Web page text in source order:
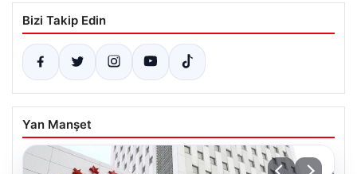
Bizi Takip Edin
Yan Manşet